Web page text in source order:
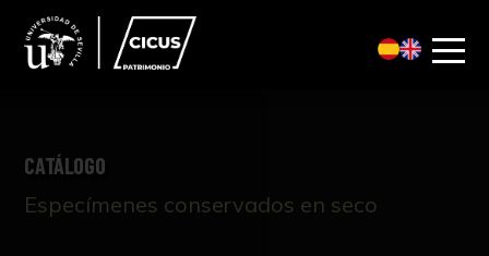
CATÁLOGO
Especímenes conservados en seco